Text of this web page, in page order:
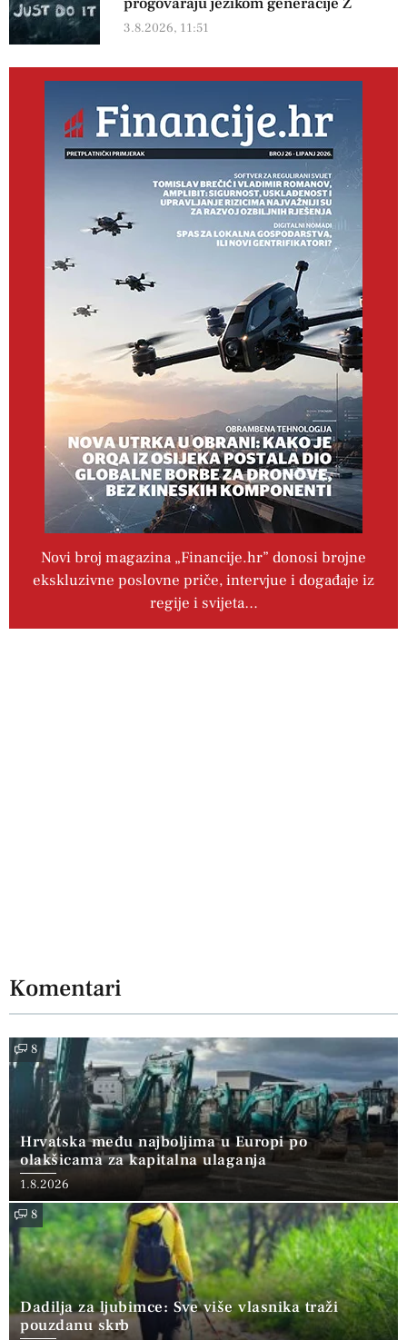
progovaraju jezikom generacije Z
3.8.2026, 11:51
Novi broj magazina „Financije.hr” donosi brojne
ekskluzivne poslovne priče, intervjue i događaje iz
regije i svijeta…
Komentari
8
Hrvatska među najboljima u Europi po
olakšicama za kapitalna ulaganja
1.8.2026
8
Dadilja za ljubimce: Sve više vlasnika traži
pouzdanu skrb